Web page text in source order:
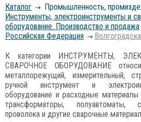
Каталог
Промышленность,
Инструменты, электроинструменты и
оборудование. Производство и продажа
Российcкая Федерация
К категории ИНСТРУМЕНТЫ,
СВАРОЧНОЕ ОБОРУДОВАНИЕ
металлорежущий, измерительный,
ручной инструмент и
оборудование и расходные
трансформаторы, полуавтоматы,
проволока и другие сварочные